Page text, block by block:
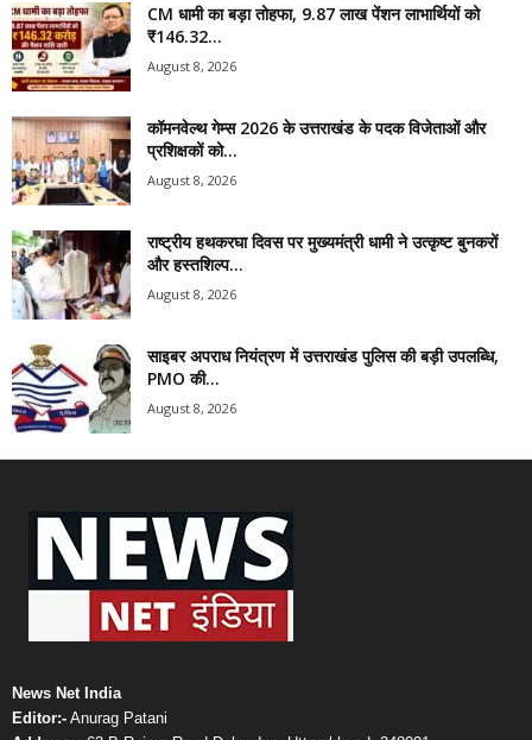
CM धामी का बड़ा तोहफा, 9.87 लाख पेंशन लाभार्थियों को
₹146.32...
August 8, 2026
कॉमनवेल्थ गेम्स 2026 के उत्तराखंड के पदक विजेताओं और
प्रशिक्षकों को...
August 8, 2026
राष्ट्रीय हथकरघा दिवस पर मुख्यमंत्री धामी ने उत्कृष्ट बुनकरों
और हस्तशिल्प...
August 8, 2026
साइबर अपराध नियंत्रण में उत्तराखंड पुलिस की बड़ी उपलब्धि,
PMO की...
August 8, 2026
News Net India
Editor:- Anurag Patani